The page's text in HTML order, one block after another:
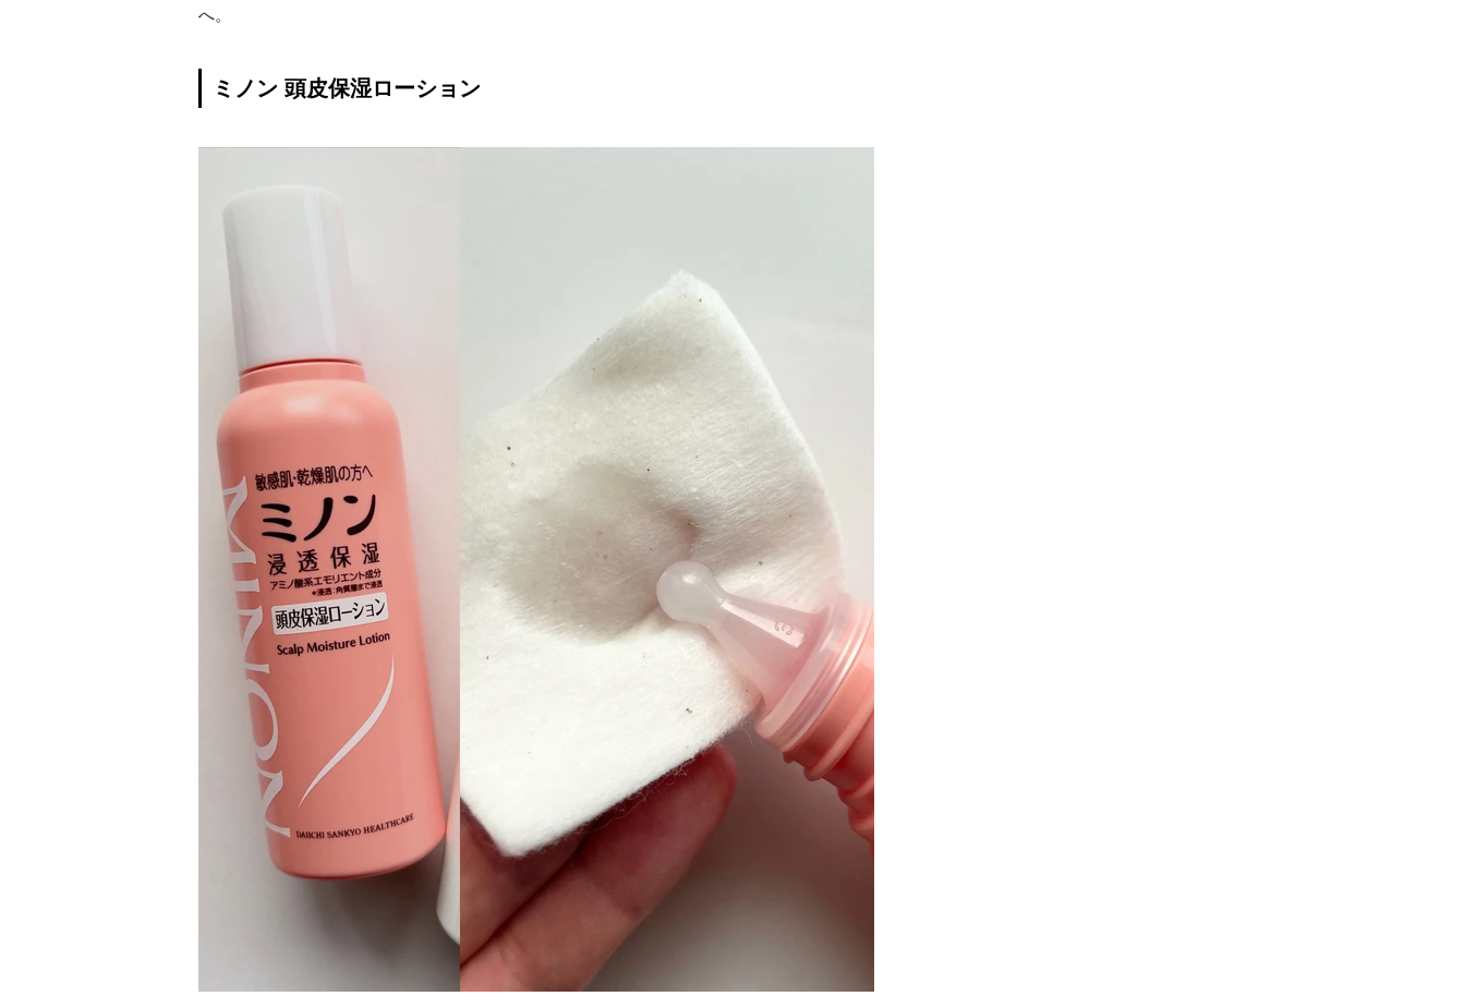
へ。
ミノン 頭皮保湿ローション